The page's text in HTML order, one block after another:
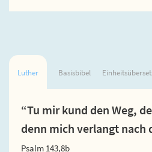
Luther Basisbibel
“Tu mir kund den Weg,
denn mich verlangt nach
Psalm 143,8b